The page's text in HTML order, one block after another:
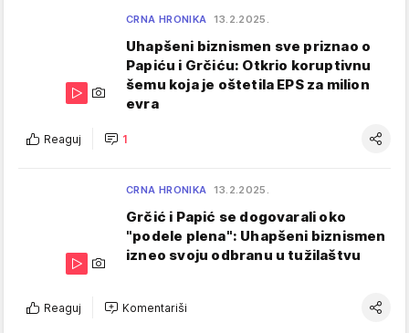
CRNA HRONIKA 13.2.2025.
Uhapšeni biznismen sve priznao o
Papiću i Grčiću: Otkrio koruptivnu
šemu koja je oštetila EPS za milion
evra
Reaguj 1
CRNA HRONIKA 13.2.2025.
Grčić i Papić se dogovarali oko
"podele plena": Uhapšeni biznismen
izneo svoju odbranu u tužilaštvu
Reaguj Komentariši